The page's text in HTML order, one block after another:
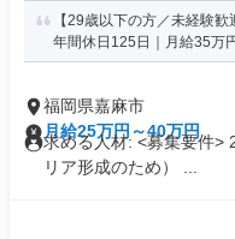
【29歳以下の方／未経験
年間休日125日｜月給35万
福岡県嘉麻市
月給25万円～40万円
求める人材: <募集要件>
リア形成のため） ...